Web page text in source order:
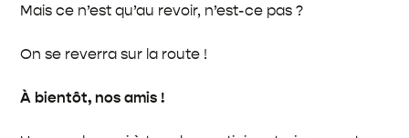
Mais ce n’est qu’au revoir, n’est-ce pas ?
On se reverra sur la route !
À bientôt, nos amis !